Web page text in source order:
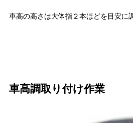
車高の高さは大体指２本ほどを目安に
車高調取り付け作業